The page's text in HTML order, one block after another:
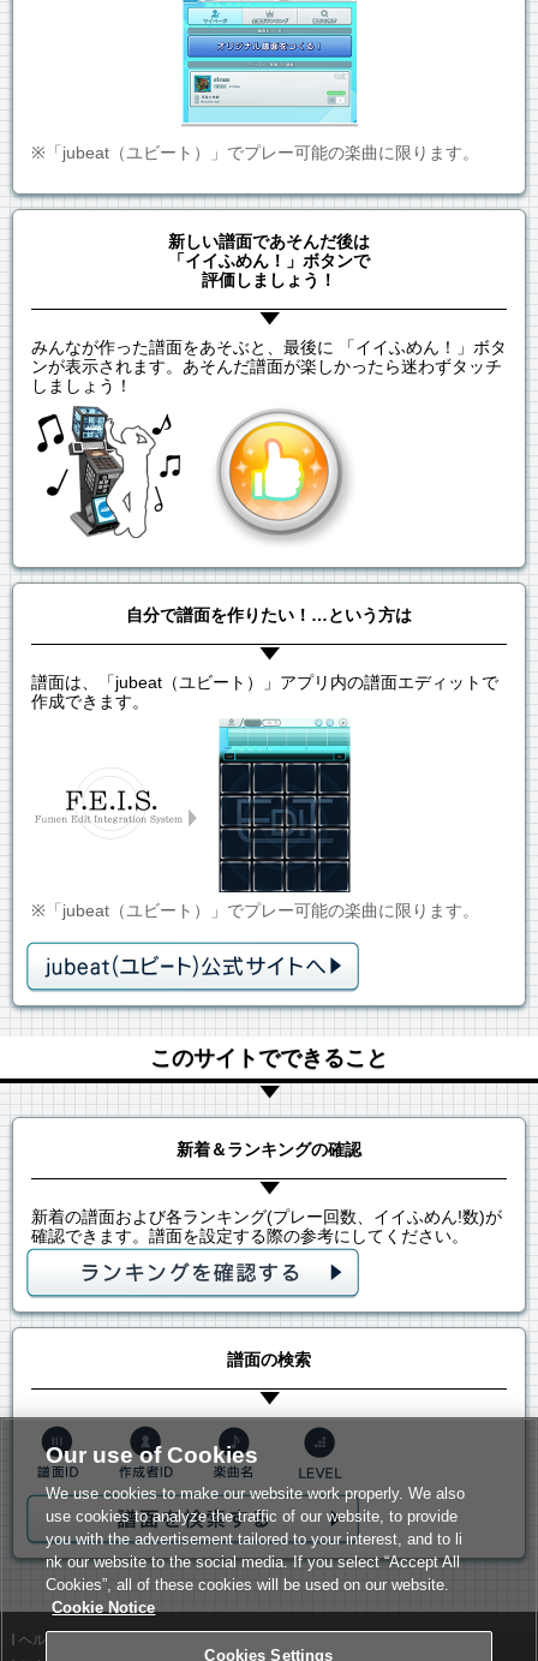
※「jubeat（ユビート）」でプレー可能の楽曲に限ります。
新しい譜面であそんだ後は
「イイふめん！」ボタンで
評価しましょう！
みんなが作った譜面をあそぶと、最後に 「イイふめん！」ボタ
ンが表示されます。あそんだ譜面が楽しかったら迷わずタッチ
しましょう！
自分で譜面を作りたい！…という方は
譜面は、「jubeat（ユビート）」アプリ内の譜面エディットで
作成できます。
※「jubeat（ユビート）」でプレー可能の楽曲に限ります。
このサイトでできること
新着＆ランキングの確認
新着の譜面および各ランキング(プレー回数、イイふめん!数)が
確認できます。譜面を設定する際の参考にしてください。
譜面の検索
ヘルプ
Our use of Cookies
We use cookies to make our website work properly. We also
use cookies to analyze the traffic of our website, to provide
you with the advertisement tailored to your interest, and to li
nk our website to the social media. If you select “Accept All
Cookies”, all of these cookies will be used on our website.
Cookie Notice
Cookies Settings